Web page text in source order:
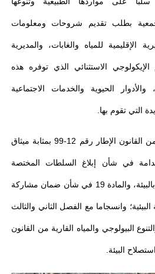
بطلب تقديم شروحات ومعلومات
للمياه والغابات، والمديرية
الإيكولوجي الاستثنائي الذي توفره هذه
الحيوية والخدمات الاجتماعية
التي تقوم بها.
وهذا استنادا على المادة 23 من القانون الإطار رقم 12-99 بمثابة ميثاق
في شأن إبلاغ السلطات المختصة
بالأضرار أو الأخطار المحدقة بالبيئة، والمادة 19 في شأن ضمان مشاركة
وانسجاما مع الفصل الثاني والثالث
البيولوجي والمياه القارية من القانون